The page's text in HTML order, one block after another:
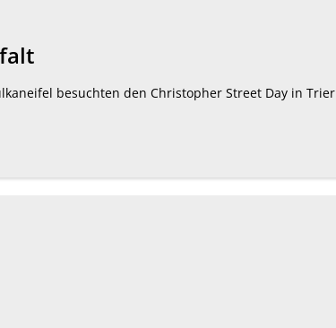
besuchten den Christopher Street Day in Trier